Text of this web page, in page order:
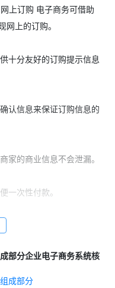
上订购 电子商务可借助
网上的订购。
十分友好的订购提示信息
认信息来保证订购信息的
家的商业信息不会泄漏。
一次性付款。
订购的货物尽快地传递到
子邮件将能在网络中进行
部分企业电子商务系统核
成部分